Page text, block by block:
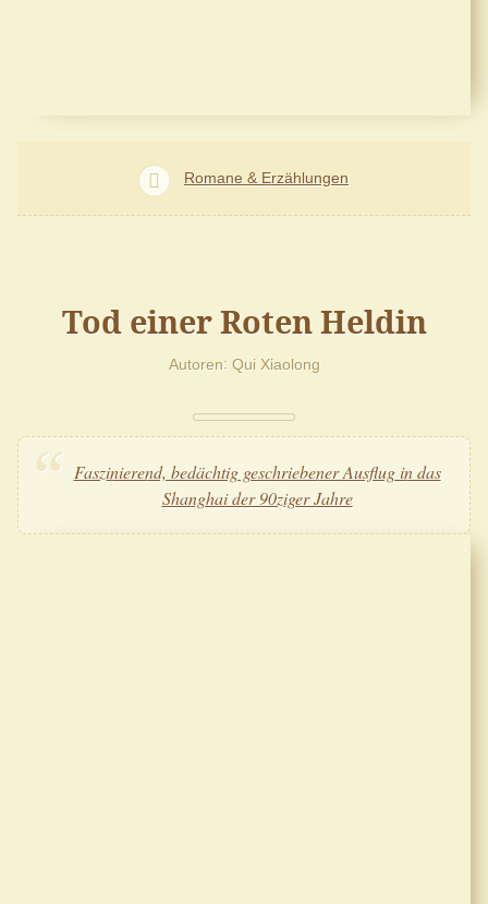
Romane & Erzählungen
Tod einer Roten Heldin
Autoren Qui Xiaolong
Faszinierend, bedächtig geschriebener Ausflug in das
Shanghai der 90ziger Jahre